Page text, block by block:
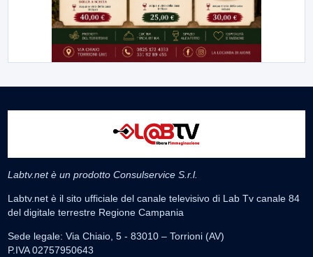
Labtv.net è un prodotto Consulservice S.r.l.
Labtv.net è il sito ufficiale del canale televisivo di Lab Tv canale 84
del digitale terrestre Regione Campania
Sede legale: Via Chiaio, 5 - 83010 – Torrioni (AV)
P.IVA 02757950643